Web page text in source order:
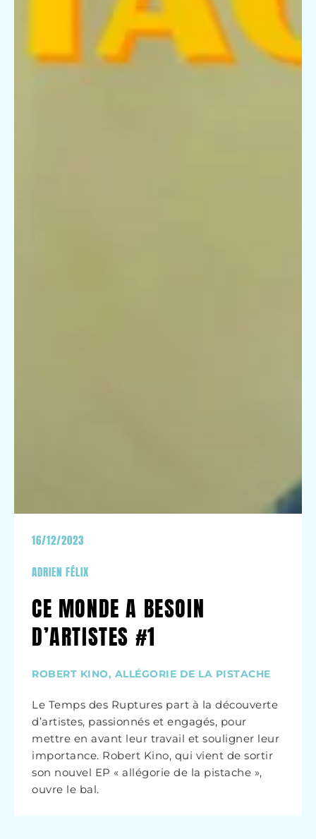
16/12/2023
ADRIEN FÉLIX
CE MONDE A BESOIN
D’ARTISTES #1
ROBERT KINO, ALLÉGORIE DE LA PISTACHE
Le Temps des Ruptures part à la découverte
d’artistes, passionnés et engagés, pour
mettre en avant leur travail et souligner leur
importance. Robert Kino, qui vient de sortir
son nouvel EP « allégorie de la pistache »,
ouvre le bal.